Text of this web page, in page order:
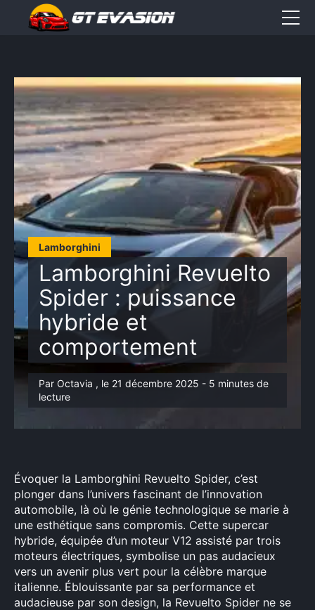
Lamborghini
Lamborghini Revuelto
Spider : puissance
hybride et
comportement
Par Octavia , le 21 décembre 2025 - 5 minutes de
lecture
Évoquer la Lamborghini Revuelto Spider, c’est
plonger dans l’univers fascinant de l’innovation
automobile, là où le génie technologique se marie à
une esthétique sans compromis. Cette supercar
hybride, équipée d’un moteur V12 assisté par trois
moteurs électriques, symbolise un pas audacieux
vers un avenir plus vert pour la célèbre marque
italienne. Éblouissante par sa performance et
audacieuse par son design, la Revuelto Spider ne se
Sorties
CONTACT
Élément
de
Élément
de
menu
Élément
de
menu